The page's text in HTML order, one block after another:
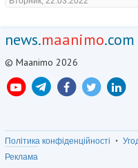
news.maanimo.com
© Maanimo 2026
Політика конфіденційності
Реклама